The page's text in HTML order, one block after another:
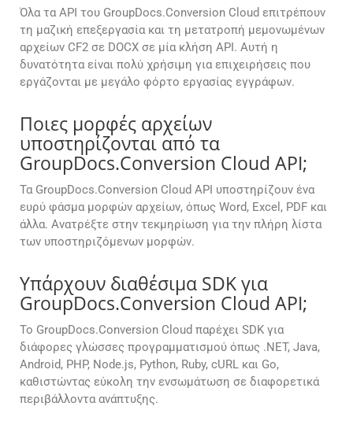
Όλα τα API του GroupDocs.Conversion Cloud επιτρέπουν
τη μαζική επεξεργασία και τη μετατροπή μεμονωμένων
αρχείων CF2 σε DOCX σε μία κλήση API. Αυτή η
δυνατότητα είναι πολύ χρήσιμη για επιχειρήσεις που
εργάζονται με μεγάλο φόρτο εργασίας εγγράφων.
Ποιες μορφές αρχείων
υποστηρίζονται από τα
GroupDocs.Conversion Cloud API;
Τα GroupDocs.Conversion Cloud API υποστηρίζουν ένα
ευρύ φάσμα μορφών αρχείων, όπως Word, Excel, PDF και
άλλα. Ανατρέξτε στην τεκμηρίωση για την πλήρη λίστα
των υποστηριζόμενων μορφών.
Υπάρχουν διαθέσιμα SDK για
GroupDocs.Conversion Cloud API;
Το GroupDocs.Conversion Cloud παρέχει SDK για
διάφορες γλώσσες προγραμματισμού όπως .NET, Java,
Android, PHP, Node.js, Python, Ruby, cURL και Go,
καθιστώντας εύκολη την ενσωμάτωση σε διαφορετικά
περιβάλλοντα ανάπτυξης.